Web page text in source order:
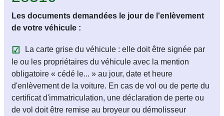
Les documents demandées le jour de l'enlèvement
de votre véhicule :
La carte grise du véhicule : elle doit être signée par
le ou les propriétaires du véhicule avec la mention
obligatoire « cédé le... » au jour, date et heure
d'enlèvement de la voiture. En cas de vol ou de perte du
certificat d'immatriculation, une déclaration de perte ou
de vol doit être remise au broyeur ou démolisseur